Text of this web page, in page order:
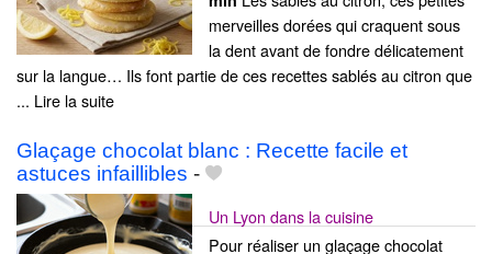
merveilles dorées qui craquent sous
la dent avant de fondre délicatement
sur la langue… Ils font partie de ces recettes sablés au citron que
... Lire la suite
Glaçage chocolat blanc : Recette facile et
astuces infaillibles -
Un Lyon dans la cuisine
Pour réaliser un glaçage chocolat